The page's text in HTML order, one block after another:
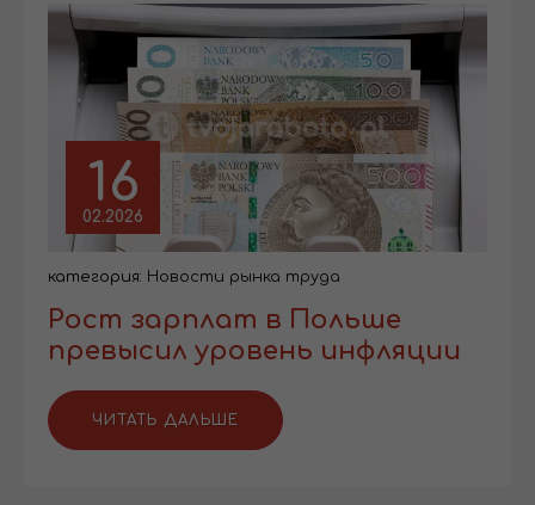
16
02.2026
категория: Новости рынка труда
Рост зарплат в Польше
превысил уровень инфляции
ЧИТАТЬ ДАЛЬШЕ